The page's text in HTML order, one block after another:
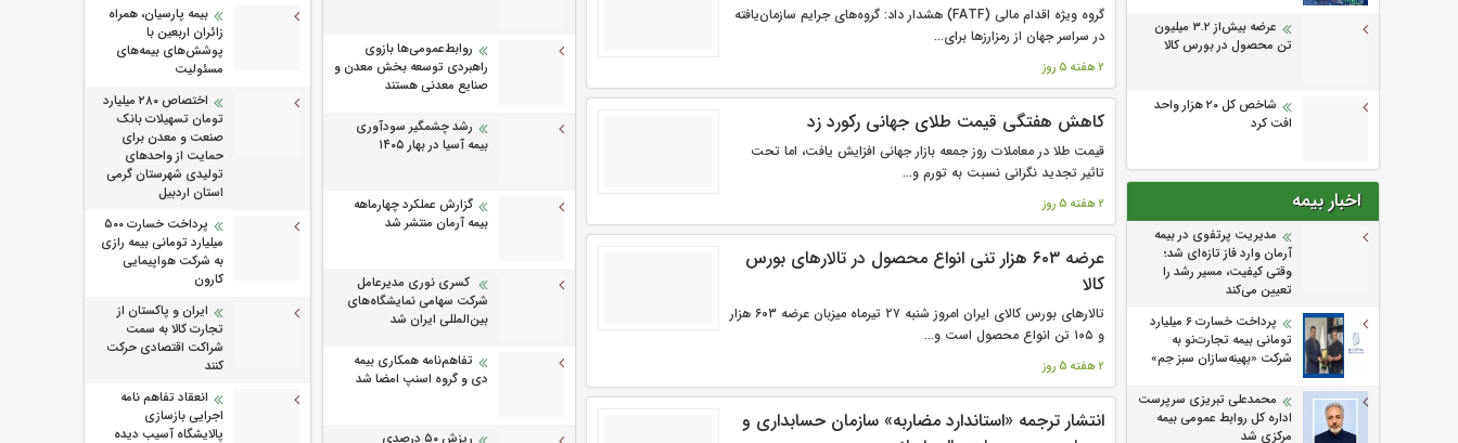
عرضه بیش‌از ۳.۲ میلیون
تن محصول در بورس کالا
شاخص کل ۲۰ هزار واحد
افت کرد
اخبار بیمه
مدیریت پرتفوی در بیمه
آرمان وارد فاز تازه‌ای شد؛
وقتی کیفیت، مسیر رشد را
تعیین می‌کند
پرداخت خسارت ۶ میلیارد
تومانی بیمه تجارت‌نو به
شرکت «بهینه‌سازان سبز جم»
محمدعلی تبریزی سرپرست
اداره كل روابط عمومی بیمه
مركزی شد
گروه ویژه اقدام مالی (FATF) هشدار داد: گروه‌های جرایم سازمان‌یافته
در سراسر جهان از رمزارزها برای...
2 هفته 5 روز
کاهش هفتگی قیمت طلای جهانی رکورد زد
قیمت طلا در معاملات روز جمعه بازار جهانی افزایش یافت، اما تحت
تاثیر تجدید نگرانی نسبت به تورم و...
2 هفته 5 روز
عرضه ۶۰۳ هزار تنی انواع محصول در تالارهای بورس
کالا
تالارهای بورس کالای ایران امروز شنبه ۲۷ تیرماه میزبان عرضه ۶۰۳ هزار
و ۱۰۵ تن انواع محصول است و...
2 هفته 5 روز
انتشار ترجمه «استاندارد مضاربه» سازمان حسابداری و
روابط‌‌عمومی‌ها بازوی
راهبردی توسعه بخش معدن و
صنایع معدنی هستند
رشد چشمگیر سودآوری
بیمه آسیا در بهار ۱۴۰۵
گزارش عملکرد چهارماهه
بیمه آرمان منتشر شد
کسری نوری مدیرعامل
شرکت سهامی نمایشگاه‌های
بین‌المللی ایران شد
تفاهم‌نامه همکاری بیمه
دی و گروه اسنپ امضا شد
ریزش ۵۰ درصدی
بیمه پارسیان، همراه
زائران اربعین با
پوشش‌های بیمه‌های
مسئولیت
اختصاص ۲۸۰ میلیارد
تومان تسهیلات بانک
صنعت و معدن برای
حمایت از واحدهای
تولیدی شهرستان گرمی
استان اردبیل
پرداخت خسارت ۵۰۰
میلیارد تومانی بیمه رازی
به شرکت هواپیمایی
کارون
ایران و پاکستان از
تجارت کالا به سمت
شراکت اقتصادی حرکت
کنند
انعقاد تفاهم نامه
اجرایی بازسازی
پالایشگاه آسیب دیده